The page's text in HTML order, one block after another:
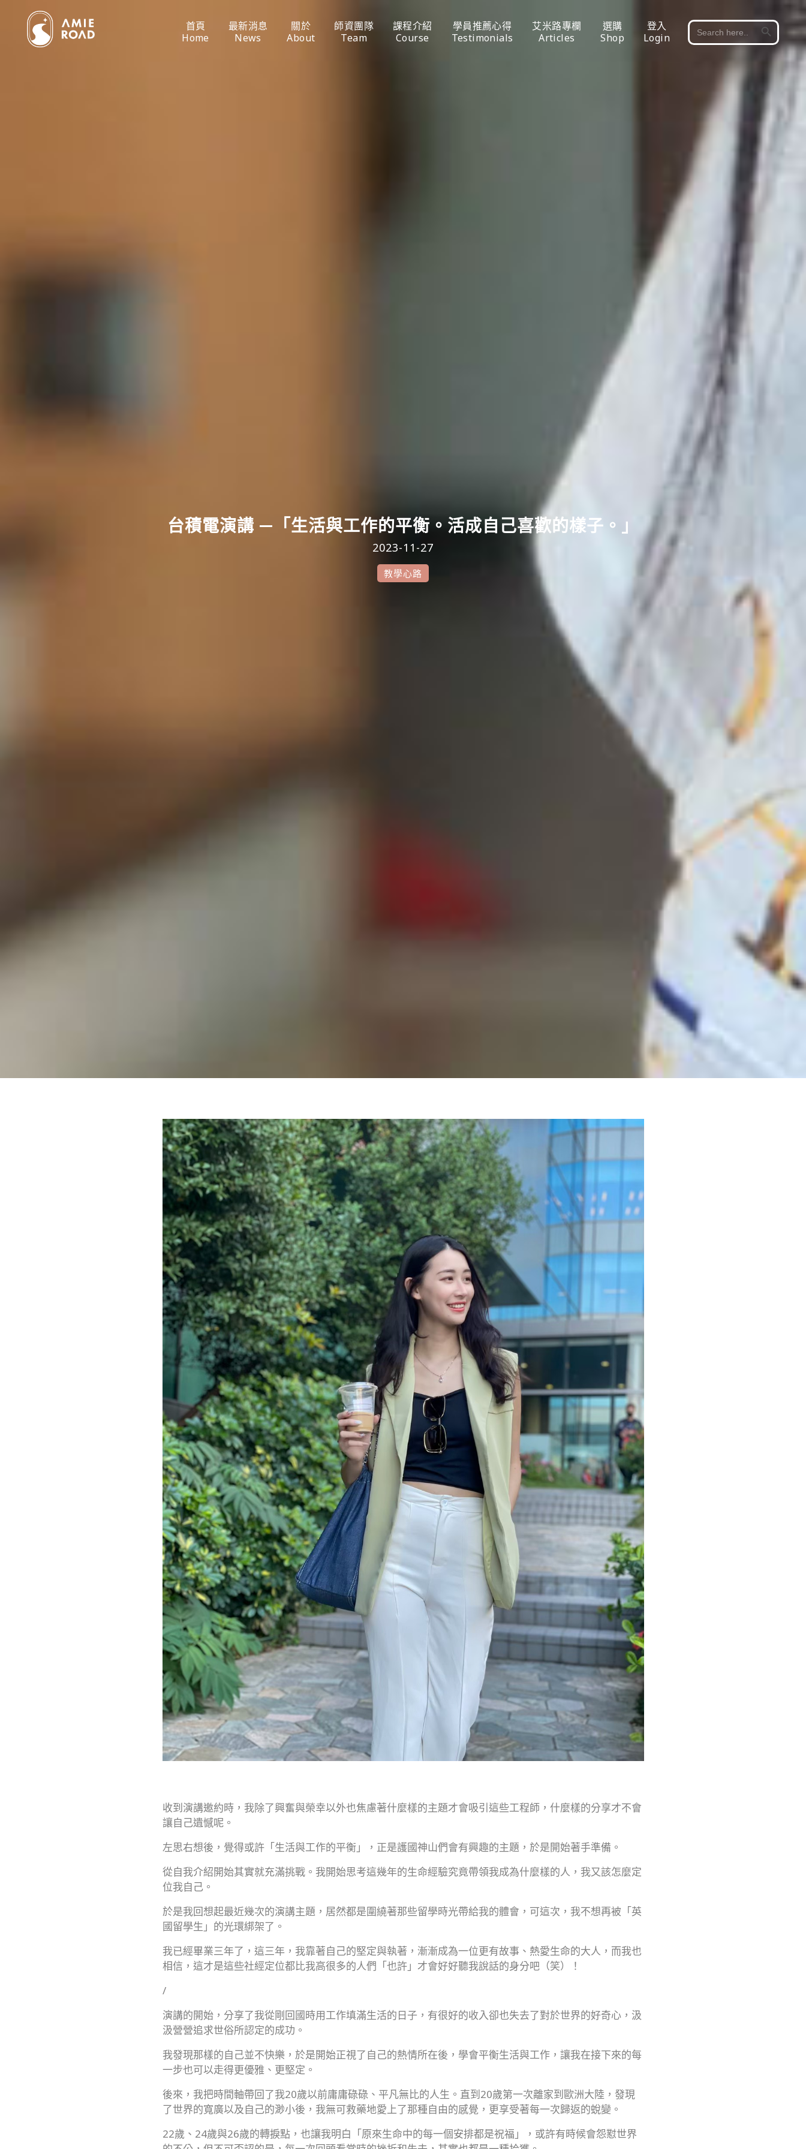
首頁
Home
最新消息
News
關於
About
師資團隊
Team
課程介紹
Course
學員推薦心得
Testimonials
艾米路專欄
Articles
選購
Shop
登入
Login
Search
for:
Search Button
台積電演講 —「生活與工作的平衡。活成自己喜歡的樣子。」
2023-11-27
教學心路
收到演講邀約時，我除了興奮與榮幸以外也焦慮著什麼樣的主題才會吸引這些工程師，什麼樣的分享才不會
讓自己遺憾呢。
左思右想後，覺得或許「生活與工作的平衡」，正是護國神山們會有興趣的主題，於是開始著手準備。
從自我介紹開始其實就充滿挑戰。我開始思考這幾年的生命經驗究竟帶領我成為什麼樣的人，我又該怎麼定
位我自己。
於是我回想起最近幾次的演講主題，居然都是圍繞著那些留學時光帶給我的體會，可這次，我不想再被「英
國留學生」的光環綁架了。
我已經畢業三年了，這三年，我靠著自己的堅定與執著，漸漸成為一位更有故事、熱愛生命的大人，而我也
相信，這才是這些社經定位都比我高很多的人們「也許」才會好好聽我說話的身分吧（笑）！
/
演講的開始，分享了我從剛回國時用工作填滿生活的日子，有很好的收入卻也失去了對於世界的好奇心，汲
汲營營追求世俗所認定的成功。
我發現那樣的自己並不快樂，於是開始正視了自己的熱情所在後，學會平衡生活與工作，讓我在接下來的每
一步也可以走得更優雅、更堅定。
後來，我把時間軸帶回了我20歲以前庸庸碌碌、平凡無比的人生。直到20歲第一次離家到歐洲大陸，發現
了世界的寬廣以及自己的渺小後，我無可救藥地愛上了那種自由的感覺，更享受著每一次歸返的蛻變。
22歲、24歲與26歲的轉捩點，也讓我明白「原來生命中的每一個安排都是祝福」，或許有時候會怨懟世界